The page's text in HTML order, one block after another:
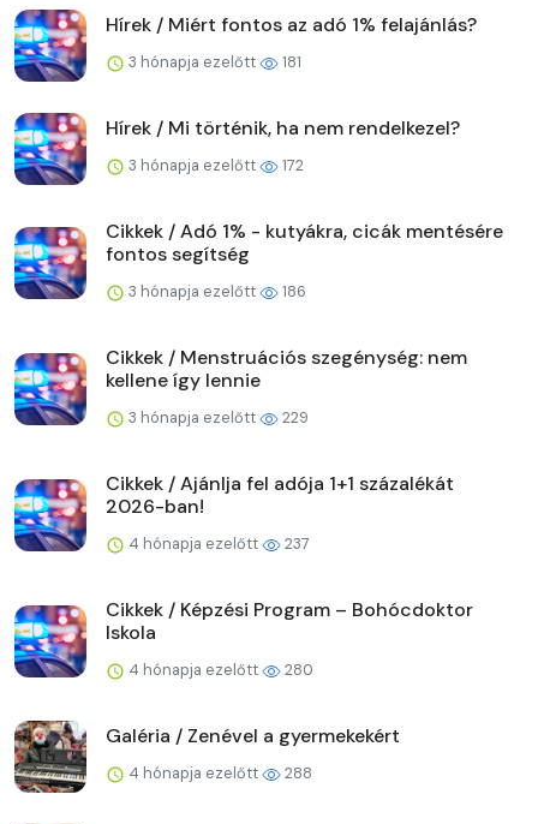
Hírek / Miért fontos az adó 1% felajánlás?
3 hónapja ezelőtt 181
Hírek / Mi történik, ha nem rendelkezel?
3 hónapja ezelőtt 172
Cikkek / Adó 1% - kutyákra, cicák mentésére
fontos segítség
3 hónapja ezelőtt 186
Cikkek / Menstruációs szegénység: nem
kellene így lennie
3 hónapja ezelőtt 229
Cikkek / Ajánlja fel adója 1+1 százalékát
2026-ban!
4 hónapja ezelőtt 237
Cikkek / Képzési Program – Bohócdoktor
Iskola
4 hónapja ezelőtt 280
Galéria / Zenével a gyermekekért
4 hónapja ezelőtt 288